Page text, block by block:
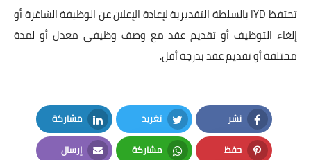
تحتفظ IYD بالسلطة التقديرية لإعادة الإعلان عن الوظيفة الشاغرة أو
إلغاء التوظيف أو تقديم عقد مع وصف وظيفي معدل أو لمدة
مختلفة أو تقديم عقد بدرجة أقل.
نشر
Facebook
تغريد
Twitter
مشاركة
LinkedIn
حفظ مشاركة إرسال